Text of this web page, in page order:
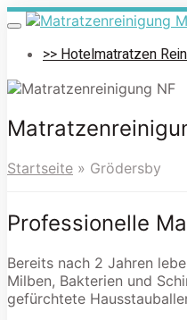
Skip
to
main
Toggle
navigation>> Hotelmatratzen
Startseite » Grödersby
Professionelle
Bereits nach 2 Jahren
Milben, Bakterien und
gefürchtete